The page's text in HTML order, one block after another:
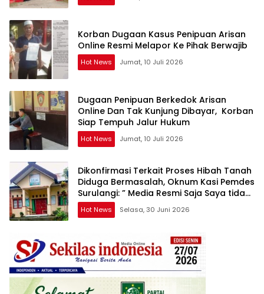
Korban Dugaan Kasus Penipuan Arisan
Online Resmi Melapor Ke Pihak Berwajib
Hot News Jumat, 10 Juli 2026
Dugaan Penipuan Berkedok Arisan
Online Dan Tak Kunjung Dibayar, Korban
Siap Tempuh Jalur Hukum
Hot News Jumat, 10 Juli 2026
Dikonfirmasi Terkait Proses Hibah Tanah
Diduga Bermasalah, Oknum Kasi Pemdes
Surulangi: ” Media Resmi Saja Saya tidak
Takut apalagi Media Abal Abal Seperti
Kalian”
Hot News Selasa, 30 Juni 2026